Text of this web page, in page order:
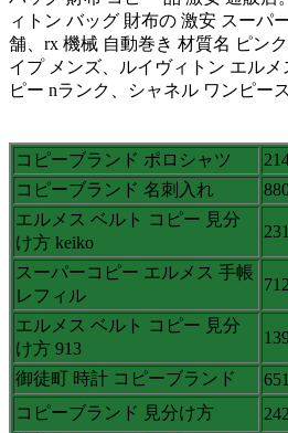
ィトン バッグ 財布の 激安 スーパ
舗、rx 機械 自動巻き 材質名 ピン
イプ メンズ、ルイヴィトン エル
ピー nランク、シャネル ワンピー
コピーブランド ポロシャツ
コピーブランド 名刺入れ
エルメス ベルト コピー 見分
け方 keiko
スーパーコピー エルメス 手帳
レフィル
エルメス ベルト コピー 見分
け方 913
御徒町 時計 コピーブランド
コピーブランド 見分け方